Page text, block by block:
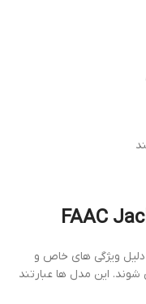
ویژگی های خاص و
این مدل ها عبارتند